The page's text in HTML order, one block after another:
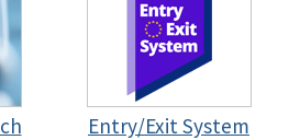
Entry/Exit System